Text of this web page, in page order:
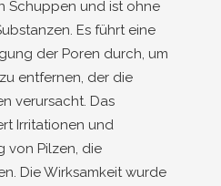
Schuppen und ist ohne
Es führt eine
der Poren durch, um
entfernen, der die
verursacht. Das
Irritationen und
von Pilzen, die
Die Wirksamkeit wurde